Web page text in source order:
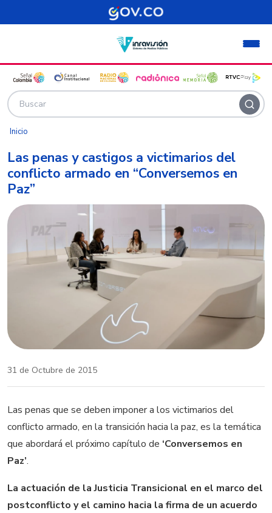
Pasar al contenido principal
Inicio
Las penas y castigos a victimarios del
conflicto armado en “Conversemos en
Paz”
31 de Octubre de 2015
Las penas que se deben imponer a los victimarios del
conflicto armado, en la transición hacia la paz, es la temática
que abordará el próximo capítulo de ‘Conversemos en
Paz’.
La actuación de la Justicia Transicional en el marco del
postconflicto y el camino hacia la firma de un acuerdo